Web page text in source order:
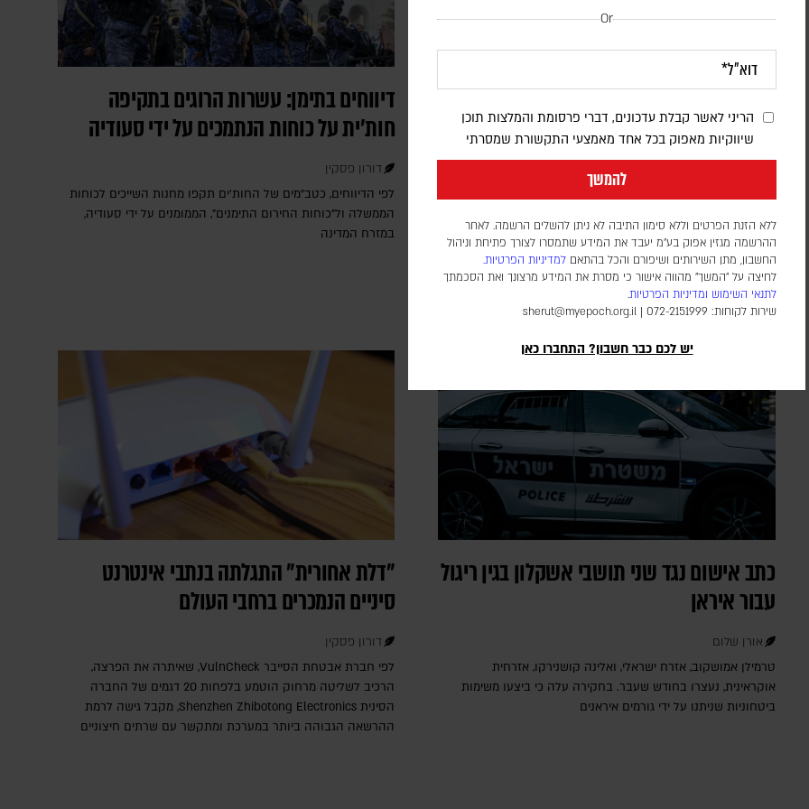
Or
הריני לאשר קבלת עדכונים, דברי פרסומת והמלצות תוכן
שיווקיות מאפוק בכל אחד מאמצעי התקשורת שמסרתי
להמשך
ללא הזנת הפרטים וללא סימון התיבה לא ניתן להשלים הרשמה. לאחר
ההרשמה מגזין אפוק בע״מ יעבד את המידע שתמסרו לצורך פתיחת וניהול
החשבון, מתן השירותים ושיפורם והכל בהתאם למדיניות הפרטיות.
לחיצה על "המשך" מהווה אישור כי מסרת את המידע מרצונך ואת הסכמתך
לתנאי השימוש ומדיניות הפרטיות.
שירות לקוחות: 072-2151999 |
sherut@myepoch.org.il
יש לכם כבר חשבון? התחברו כאן
דיווח: חודשים לפני המלחמה באיראן,
הפנטגון זיהה נקודת תורפה בתעשיית הנשק
האמריקנית
דורון פסקין
לפי סוכנות הידיעות בלומברג, סימולטור מלחמה שערך הפנטגון
בחודש יולי 2025, התריע מפני תלות מסוכנת באלומיניום בטוהר
גבוה. התקיפות במפרץ הפכו את התרחיש התיאורטי למשבר
אספקה ממשי
דיווחים בתימן: עשרות הרוגים בתקיפה
חות'ית על כוחות הנתמכים על ידי סעודיה
דורון פסקין
לפי הדיווחים, כטב"מים של החות'ים תקפו מחנות השייכים לכוחות
הממשלה ול"כוחות החירום התימנים", הממומנים על ידי סעודיה,
במזרח המדינה
כתב אישום נגד שני תושבי אשקלון בגין ריגול
עבור איראן
אורן שלום
טרמילן אמושקוב, אזרח ישראלי, ואלינה קושנירקו, אזרחית
אוקראינית, נעצרו בחודש שעבר. בחקירה עלה כי ביצעו משימות
ביטחוניות שניתנו על ידי גורמים איראנים
"דלת אחורית" התגלתה בנתבי אינטרנט
סיניים הנמכרים ברחבי העולם
דורון פסקין
לפי חברת אבטחת הסייבר VulnCheck‎, שאיתרה את הפרצה,
הרכיב לשליטה מרחוק הוטמע בלפחות 20 דגמים של החברה
הסינית Shenzhen Zhibotong Electronics‎, מקבל גישה לרמת
ההרשאה הגבוהה ביותר במערכת ומתקשר עם שרתים חיצוניים